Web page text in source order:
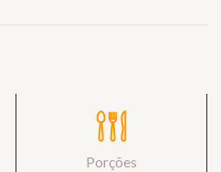
Porções